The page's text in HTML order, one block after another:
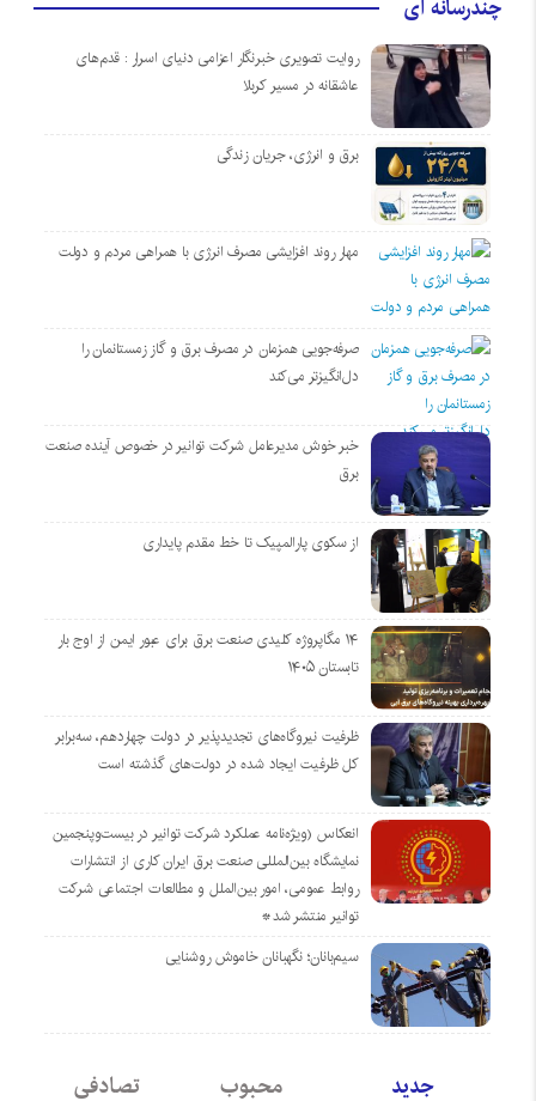
چندرسانه ای
روایت تصویری خبرنگار اعزامی دنیای اسرار : قدم‌های
عاشقانه در مسیر کربلا
برق و انرژی، جریان زندگی
مهار روند افزایشی مصرف انرژی با همراهی مردم و دولت
صرفه‌جویی همزمان در مصرف برق و گاز زمستانمان را
دل‌انگیزتر می‌کند
خبر خوش مدیرعامل شرکت توانیر در خصوص آینده صنعت
برق
از سکوی پارالمپیک تا خط مقدم پایداری
۱۴ مگاپروژه‌ کلیدی صنعت برق برای عبور ایمن از اوج بار
تابستان ۱۴۰۵
ظرفیت نیروگاه‌های تجدیدپذیر در دولت چهاردهم، سه‌برابر
کل ظرفیت ایجاد شده در دولت‌های گذشته است
انعکاس (ویژه‌نامه عملکرد شرکت توانیر در بیست‌وپنجمین
نمایشگاه بین‌المللی صنعت برق ایران کاری از انتشارات
روابط عمومی، امور بین‌الملل و مطالعات اجتماعی شرکت
توانیر منتشر شد*
سیم‌بانان؛ نگهبانان خاموش روشنایی
جدید محبوب تصادفی